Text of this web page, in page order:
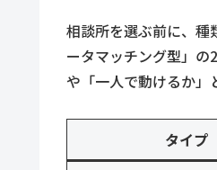
相談所を選ぶ前に、種
ータマッチング型」の
や「一人で動けるか」
タイプ